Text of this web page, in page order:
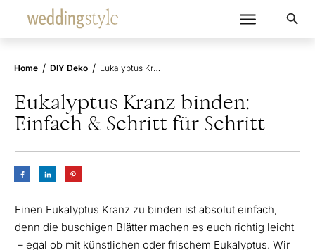
Home / DIY Deko / Eukalyptus Kranz binden: Einfach & Schritt für Schritt
Eukalyptus Kranz binden:
Einfach & Schritt für Schritt
Einen Eukalyptus Kranz zu binden ist absolut einfach,
denn die buschigen Blätter machen es euch richtig leicht
– egal ob mit künstlichen oder frischem Eukalyptus. Wir